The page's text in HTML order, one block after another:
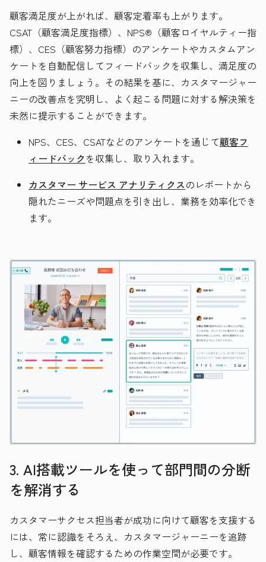
顧客満足度が上がれば、顧客定着率も上がります。
CSAT（顧客満足度指標）、NPS®（顧客ロイヤルティー指
標）、CES（顧客努力指標）のアンケートやカスタムアン
ケートを自動配信してフィードバックを収集し、満足度の
向上を図りましょう。その結果を基に、カスタマージャー
ニーの改善点を究明し、よく起こる問題に対する解決策を
未然に提示することができます。
NPS、CES、CSATなどのアンケートを通じて顧客フ
ィードバックを収集し、取り入れます。
カスタマー サービス アナリティクスのレポートから
隠れたニーズや問題点を引き出し、業務を効率化でき
ます。
3. AI搭載ツールを使って部門間の分断
を解消する
カスタマーサクセス担当者が成功に向けて顧客を支援する
には、常に認識をそろえ、カスタマージャーニーを追跡
し、顧客情報を確認するための作業空間が必要です。